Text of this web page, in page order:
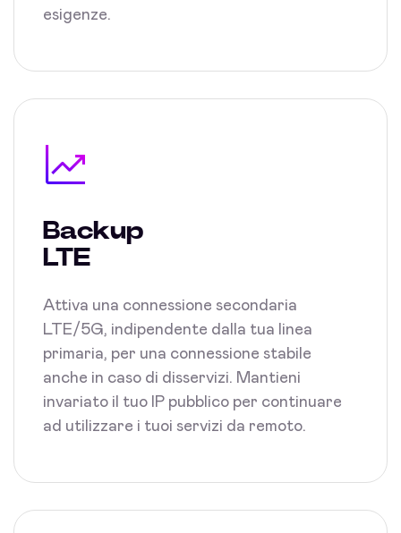
esigenze.
Backup
LTE
Attiva una connessione secondaria
LTE/5G, indipendente dalla tua linea
primaria, per una connessione stabile
anche in caso di disservizi. Mantieni
invariato il tuo IP pubblico per continuare
ad utilizzare i tuoi servizi da remoto.